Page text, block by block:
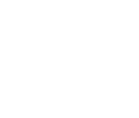
en baisse de € 49,99 à